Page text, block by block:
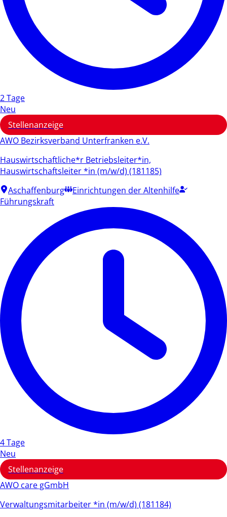
2 Tage
Neu
Stellenanzeige
AWO Bezirksverband Unterfranken e.V.
Hauswirtschaftliche*r Betriebsleiter*in,
Hauswirtschaftsleiter *in (m/w/d) (181185)
Aschaffenburg
Einrichtungen der Altenhilfe
Führungskraft
4 Tage
Neu
Stellenanzeige
AWO care gGmbH
Verwaltungsmitarbeiter *in (m/w/d) (181184)